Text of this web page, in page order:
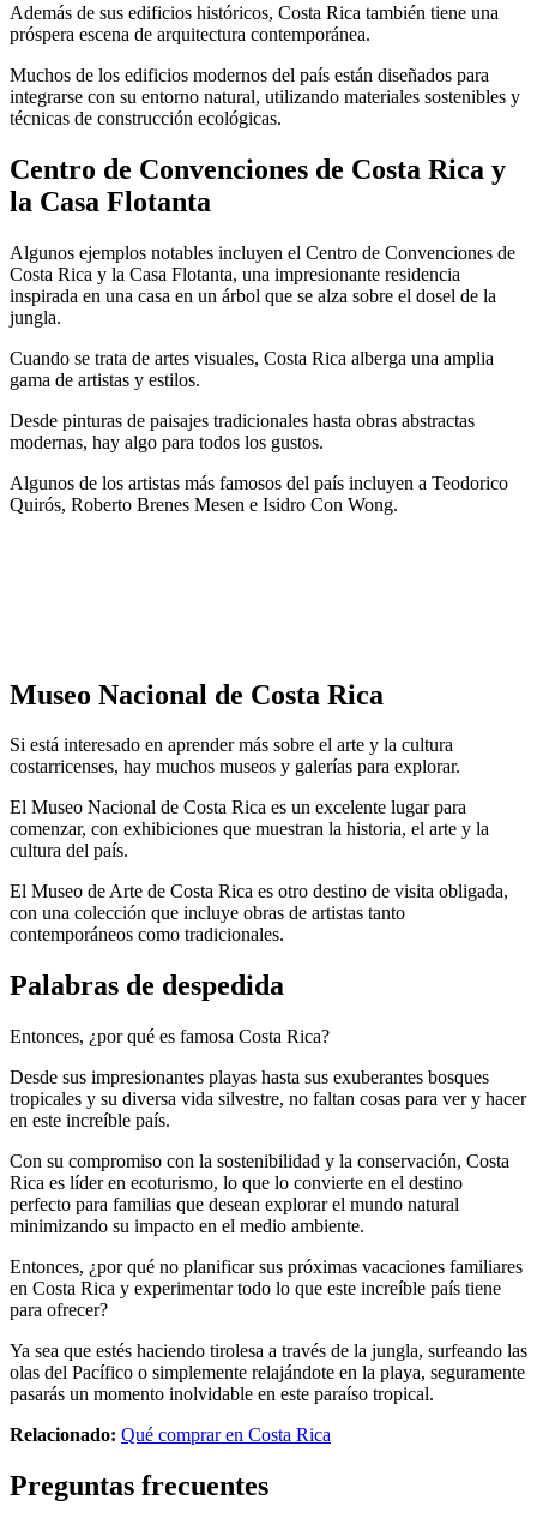
Además de sus edificios históricos, Costa Rica también tiene una
próspera escena de arquitectura contemporánea.
Muchos de los edificios modernos del país están diseñados para
integrarse con su entorno natural, utilizando materiales sostenibles y
técnicas de construcción ecológicas.
Centro de Convenciones de Costa Rica y
la Casa Flotanta
Algunos ejemplos notables incluyen el Centro de Convenciones de
Costa Rica y la Casa Flotanta, una impresionante residencia
inspirada en una casa en un árbol que se alza sobre el dosel de la
jungla.
Cuando se trata de artes visuales, Costa Rica alberga una amplia
gama de artistas y estilos.
Desde pinturas de paisajes tradicionales hasta obras abstractas
modernas, hay algo para todos los gustos.
Algunos de los artistas más famosos del país incluyen a Teodorico
Quirós, Roberto Brenes Mesen e Isidro Con Wong.
Museo Nacional de Costa Rica
Si está interesado en aprender más sobre el arte y la cultura
costarricenses, hay muchos museos y galerías para explorar.
El Museo Nacional de Costa Rica es un excelente lugar para
comenzar, con exhibiciones que muestran la historia, el arte y la
cultura del país.
El Museo de Arte de Costa Rica es otro destino de visita obligada,
con una colección que incluye obras de artistas tanto
contemporáneos como tradicionales.
Palabras de despedida
Entonces, ¿por qué es famosa Costa Rica?
Desde sus impresionantes playas hasta sus exuberantes bosques
tropicales y su diversa vida silvestre, no faltan cosas para ver y hacer
en este increíble país.
Con su compromiso con la sostenibilidad y la conservación, Costa
Rica es líder en ecoturismo, lo que lo convierte en el destino
perfecto para familias que desean explorar el mundo natural
minimizando su impacto en el medio ambiente.
Entonces, ¿por qué no planificar sus próximas vacaciones familiares
en Costa Rica y experimentar todo lo que este increíble país tiene
para ofrecer?
Ya sea que estés haciendo tirolesa a través de la jungla, surfeando las
olas del Pacífico o simplemente relajándote en la playa, seguramente
pasarás un momento inolvidable en este paraíso tropical.
Relacionado: Qué comprar en Costa Rica
Preguntas frecuentes